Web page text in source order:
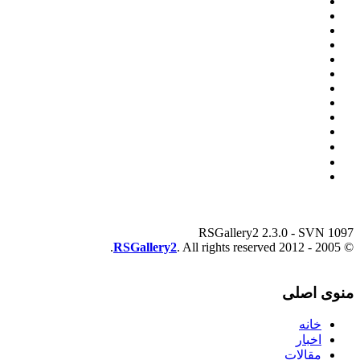
RSGallery2 2.3.0 - SVN 1097
© 2005 - 2012
RSGallery2. All rights reserved.
منوی اصلی
خانه
اخبار
مقالات